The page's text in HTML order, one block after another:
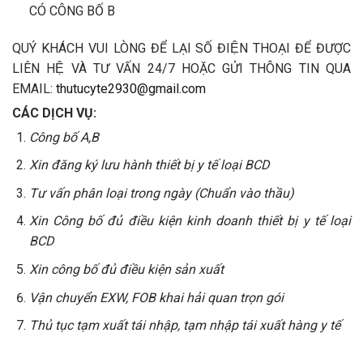
CÓ CÔNG BỐ B
QUÝ KHÁCH VUI LÒNG ĐỂ LẠI SỐ ĐIỆN THOẠI ĐỂ ĐƯỢC
LIÊN HỆ VÀ TƯ VẤN 24/7 HOẶC GỬI THÔNG TIN QUA
EMAIL: thutucyte2930@gmail.com
CÁC DỊCH VỤ:
Công bố A,B
Xin đăng ký lưu hành thiết bị y tế loại BCD
Tư vấn phân loại trong ngày (Chuẩn vào thầu)
Xin Công bố đủ điều kiện kinh doanh thiết bị y tế loại
BCD
Xin công bố đủ điều kiện sản xuất
Vận chuyển EXW, FOB khai hải quan trọn gói
Thủ tục tạm xuất tái nhập, tạm nhập tái xuất hàng y tế